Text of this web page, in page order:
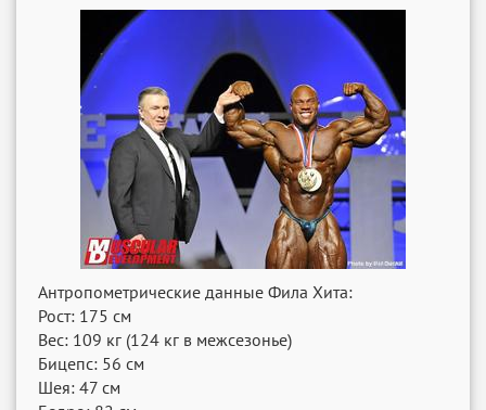
Антропометрические данные Фила Хита:
Рост: 175 см
Вес: 109 кг (124 кг в межсезонье)
Бицепс: 56 см
Шея: 47 см